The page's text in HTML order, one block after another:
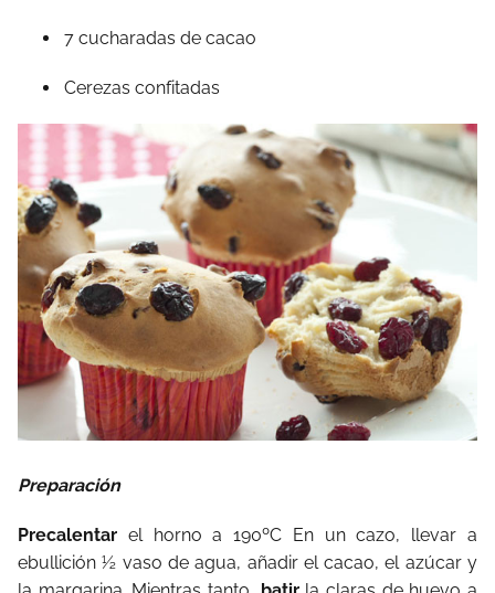
7 cucharadas de cacao
Cerezas confitadas
Preparación
Precalentar el horno a 190ºC En un cazo, llevar a
ebullición ½ vaso de agua, añadir el cacao, el azúcar y